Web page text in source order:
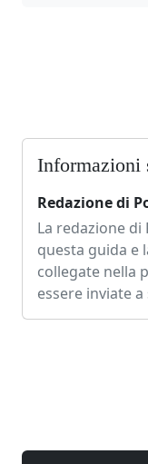
Informazioni
Redazione di
La redazione di
questa guida e
collegate nella
essere inviate a